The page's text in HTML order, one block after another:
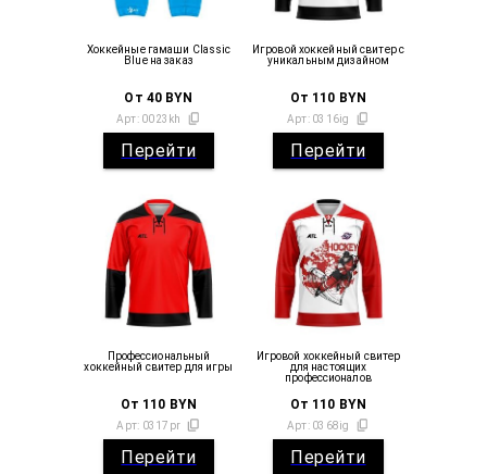
Хоккейные гамаши Classic
Blue на заказ
От 40 BYN
Арт: 0023kh
Перейти
Игровой хоккейный свитер с
уникальным дизайном
От 110 BYN
Арт: 0316ig
Перейти
Профессиональный
хоккейный свитер для игры
От 110 BYN
Арт: 0317pr
Перейти
Игровой хоккейный свитер
для настоящих
профессионалов
От 110 BYN
Арт: 0368ig
Перейти